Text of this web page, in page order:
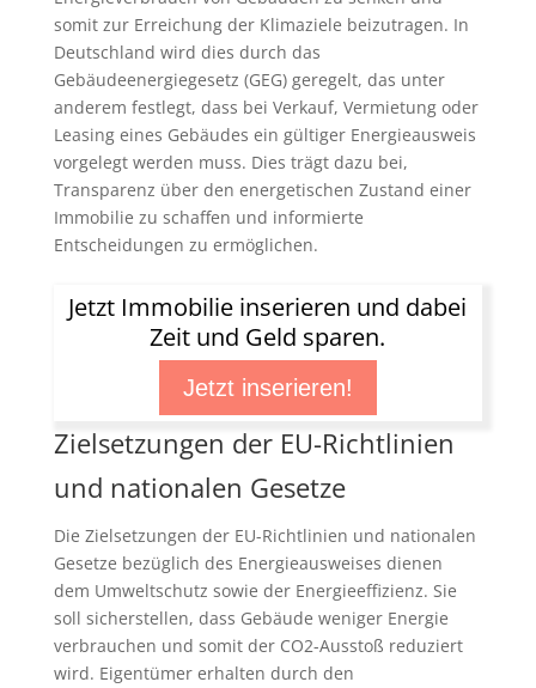
somit zur Erreichung der Klimaziele beizutragen. In
Deutschland wird dies durch das
Gebäudeenergiegesetz (GEG) geregelt, das unter
anderem festlegt, dass bei Verkauf, Vermietung oder
Leasing eines Gebäudes ein gültiger Energieausweis
vorgelegt werden muss. Dies trägt dazu bei,
Transparenz über den energetischen Zustand einer
Immobilie zu schaffen und informierte
Entscheidungen zu ermöglichen.
Jetzt Immobilie inserieren und dabei
Zeit und Geld sparen.
Jetzt inserieren!
Zielsetzungen der EU-Richtlinien
und nationalen Gesetze
Die Zielsetzungen der EU-Richtlinien und nationalen
Gesetze bezüglich des Energieausweises dienen
dem Umweltschutz sowie der Energieeffizienz. Sie
soll sicherstellen, dass Gebäude weniger Energie
verbrauchen und somit der CO2-Ausstoß reduziert
wird. Eigentümer erhalten durch den